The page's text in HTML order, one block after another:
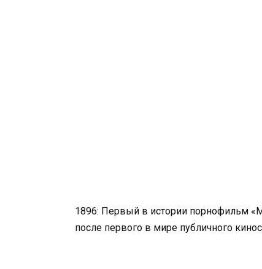
1896: Первый в истории порнофильм
после первого в мире публичного